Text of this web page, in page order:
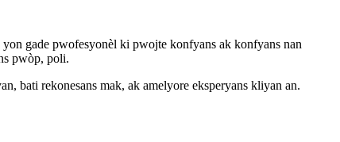
gade pwofesyonèl ki pwojte konfyans ak konfyans nan
pwòp, poli.
bati rekonesans mak, ak amelyore eksperyans kliyan an.